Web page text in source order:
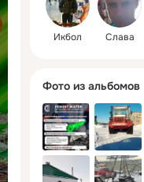
Икбол Слава
Фото из альбомов